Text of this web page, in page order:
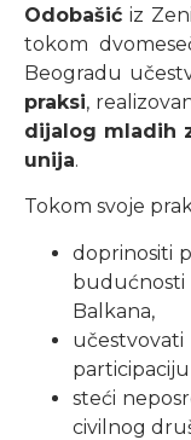
Odobašić iz
tokom
Beogradu
praksi,
dijalog mladih
unija.
Tokom svoje
doprinositi
Balkana,
steći
civilnog